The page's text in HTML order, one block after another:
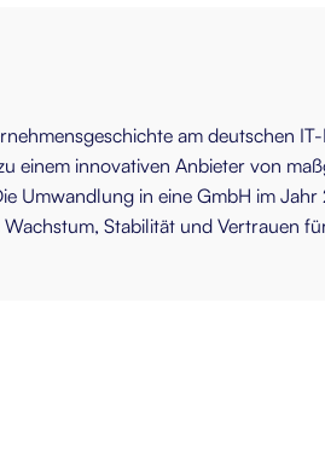
am deutschen
einem innovativen Anbieter von
Umwandlung in eine GmbH im
Stabilität und Vertrauen